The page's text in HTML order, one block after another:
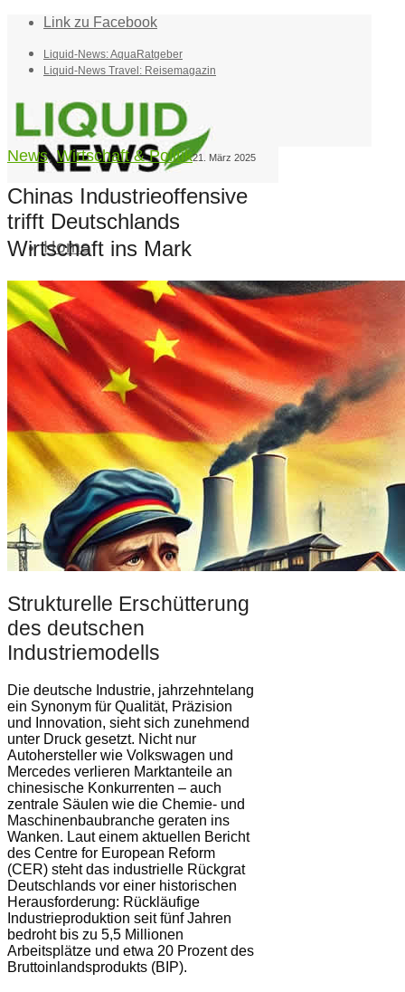
Link zu Facebook
Liquid-News: AquaRatgeber
Liquid-News Travel: Reisemagazin
Home
Suche
Menü Menü
News,Wirtschaft & Politik21. März 2025
Chinas Industrieoffensive
trifft Deutschlands
Wirtschaft ins Mark
Strukturelle Erschütterung
des deutschen
Industriemodells
Die deutsche Industrie, jahrzehntelang
ein Synonym für Qualität, Präzision
und Innovation, sieht sich zunehmend
unter Druck gesetzt. Nicht nur
Autohersteller wie Volkswagen und
Mercedes verlieren Marktanteile an
chinesische Konkurrenten – auch
zentrale Säulen wie die Chemie- und
Maschinenbaubranche geraten ins
Wanken. Laut einem aktuellen Bericht
des Centre for European Reform
(CER) steht das industrielle Rückgrat
Deutschlands vor einer historischen
Herausforderung: Rückläufige
Industrieproduktion seit fünf Jahren
bedroht bis zu 5,5 Millionen
Arbeitsplätze und etwa 20 Prozent des
Bruttoinlandsprodukts (BIP).